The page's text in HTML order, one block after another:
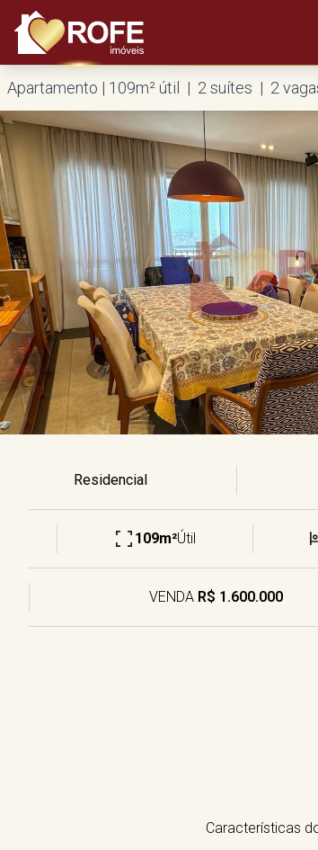
Apartamento | 109m² útil | 2 suítes | 2
Residencial
109m²Útil
VENDA R$ 1.600.000
Características